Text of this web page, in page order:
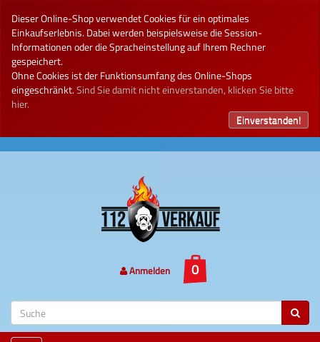
Dieser Online-Shop verwendet Cookies für ein optimales
Einkaufserlebnis. Dabei werden beispielsweise die Session-
Informationen oder die Spracheinstellung auf Ihrem Rechner
gespeichert.
Ohne Cookies ist der Funktionsumfang des Online-Shops
eingeschränkt.Sind Sie damit nicht einverstanden, klicken Sie bitte
hier.
Einverstanden!
Anmelden